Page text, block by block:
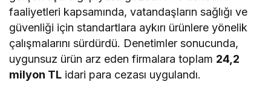
faaliyetleri kapsamında, vatandaşların sağlığı ve
güvenliği için standartlara aykırı ürünlere yönelik
çalışmalarını sürdürdü. Denetimler sonucunda,
uygunsuz ürün arz eden firmalara toplam 24,2
milyon TL idari para cezası uygulandı.